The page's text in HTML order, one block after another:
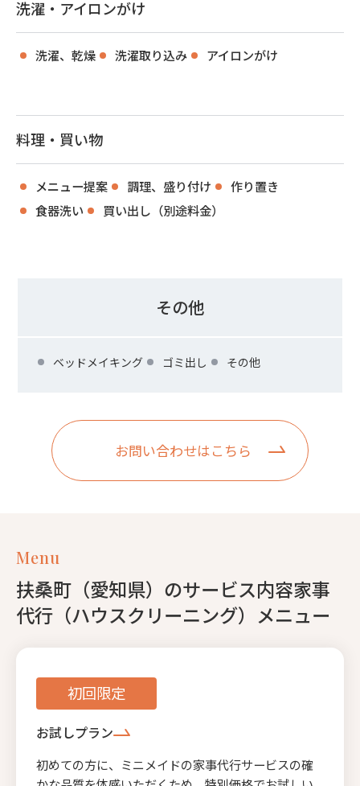
洗濯・アイロンがけ
洗濯、乾燥 洗濯取り込み アイロンがけ
料理・買い物
メニュー提案 調理、盛り付け
作り置き
食器洗い
買い出し（別途料金）
その他
ベッドメイキング ゴミ出し その他
お問い合わせはこちら
Menu
扶桑町（愛知県）のサービス内容家事
代行（ハウスクリーニング）メニュー
初回限定
お試しプラン
初めての方に、ミニメイドの家事代行サービスの確